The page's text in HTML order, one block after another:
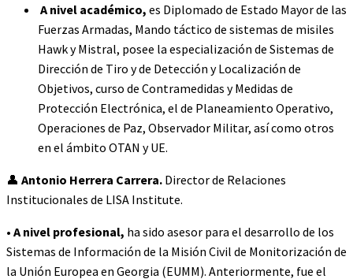
A nivel académico, es Diplomado de Estado Mayor de las
Fuerzas Armadas, Mando táctico de sistemas de misiles
Hawk y Mistral, posee la especialización de Sistemas de
Dirección de Tiro y de Detección y Localización de
Objetivos, curso de Contramedidas y Medidas de
Protección Electrónica, el de Planeamiento Operativo,
Operaciones de Paz, Observador Militar, así como otros
en el ámbito OTAN y UE.
👤 Antonio Herrera Carrera. Director de Relaciones
Institucionales de LISA Institute.
• A nivel profesional, ha sido asesor para el desarrollo de los
Sistemas de Información de la Misión Civil de Monitorización de
la Unión Europea en Georgia (EUMM). Anteriormente, fue el